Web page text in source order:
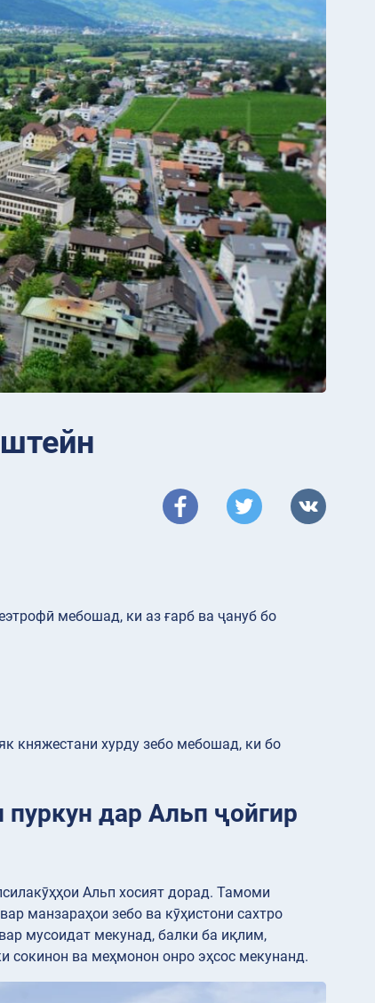
мебошад, ки аз ғарб ва ҷануб бо
княжестани хурду зебо мебошад, ки бо
дар Альп ҷойгир
Альп хосият дорад. Тамоми
манзараҳои зебо ва кӯҳистони сахтро
мусоидат мекунад, балки ба иқлим,
сокинон ва меҳмонон онро эҳсос мекунанд.